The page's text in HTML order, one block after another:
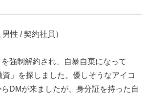
性 / 契約社員）
強制解約され、自暴自棄になって
」を探しました。優しそうなアイコ
DMが来ましたが、身分証を持った自